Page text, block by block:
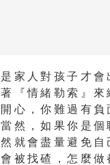
家人對孩子才會
『情緒勒索』來
心，你難過有負
然，如果你是個
就會盡量避免自
被找碴，怎麼做